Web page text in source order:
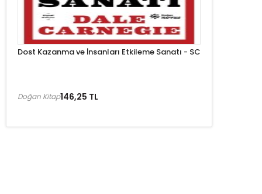
Dost Kazanma ve İnsanları Etkileme Sanatı - SC
146,25 TL
Doğan Kitap